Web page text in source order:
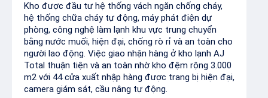
Kho được đầu tư hệ thống vách ngăn chống cháy,
hệ thống chữa cháy tự động, máy phát điện dự
phòng, công nghệ làm lạnh khu vực trung chuyển
bằng nước muối, hiện đại, chống rò rỉ và an toàn cho
người lao động. Việc giao nhận hàng ở kho lạnh AJ
Total thuận tiện và an toàn nhờ kho đệm rộng 3.000
m2 với 44 cửa xuất nhập hàng được trang bị hiện đại,
camera giám sát, cầu nâng tự động.